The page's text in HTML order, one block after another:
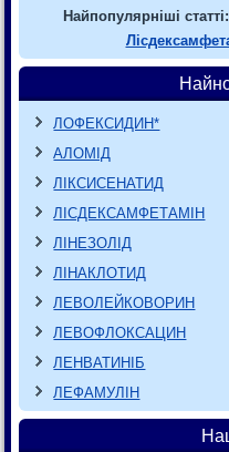
Найпопулярніші статті:
ЛОФЕКСИДИН*
АЛОМІД
ЛІКСИСЕНАТИД
ЛІСДЕКСАМФЕТАМІН
ЛІНЕЗОЛІД
ЛІНАКЛОТИД
ЛЕВОЛЕЙКОВОРИН
ЛЕВОФЛОКСАЦИН
ЛЕНВАТИНІБ
ЛЕФАМУЛІН